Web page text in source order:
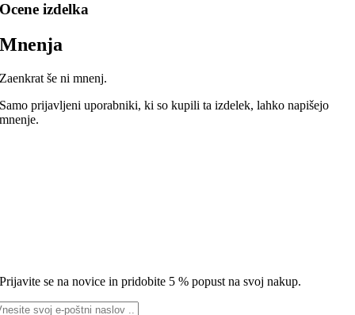
Ocene izdelka
Mnenja
Zaenkrat še ni mnenj.
Samo prijavljeni uporabniki, ki so kupili ta izdelek, lahko napišejo
mnenje.
Prijavite se na novice in pridobite 5 % popust na svoj nakup.